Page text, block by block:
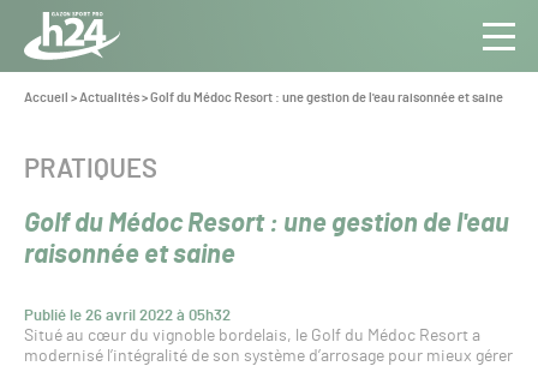
Panneau de gestion des cookies
Aller au contenu
Toute
l’info
Pro
Vous
Accueil >Actualités>Golf du Médoc Resort : une gestion de l'eau raisonnée et saine
Golf du Médoc Resort : une gestion de l'eau
raisonnée et saine
Publié le 26 avril 2022 à 05h32
CATÉGORIE :
PRATIQUES
Situé au cœur du vignoble bordelais, le Golf du Médoc Resort a
modernisé l’intégralité de son système d’arrosage pour mieux gérer